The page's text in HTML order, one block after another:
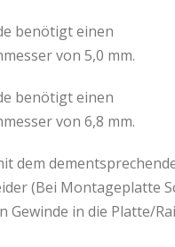
benötigt einen
von 5,0 mm.
benötigt einen
von 6,8 mm.
dem
(Bei Montageplatte
Gewinde in die Platte/